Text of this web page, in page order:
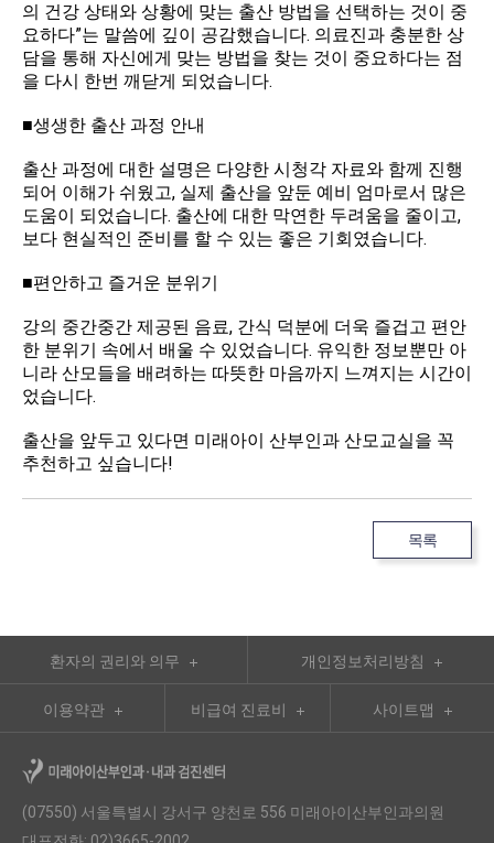
의 건강 상태와 상황에 맞는 출산 방법을 선택하는 것이 중
요하다”는 말씀에 깊이 공감했습니다. 의료진과 충분한 상
담을 통해 자신에게 맞는 방법을 찾는 것이 중요하다는 점
을 다시 한번 깨닫게 되었습니다.
■생생한 출산 과정 안내
출산 과정에 대한 설명은 다양한 시청각 자료와 함께 진행
되어 이해가 쉬웠고, 실제 출산을 앞둔 예비 엄마로서 많은
도움이 되었습니다. 출산에 대한 막연한 두려움을 줄이고,
보다 현실적인 준비를 할 수 있는 좋은 기회였습니다.
■편안하고 즐거운 분위기
강의 중간중간 제공된 음료, 간식 덕분에 더욱 즐겁고 편안
한 분위기 속에서 배울 수 있었습니다. 유익한 정보뿐만 아
니라 산모들을 배려하는 따뜻한 마음까지 느껴지는 시간이
었습니다.
출산을 앞두고 있다면 미래아이 산부인과 산모교실을 꼭
추천하고 싶습니다!
목록
환자의 권리와 의무 개인정보처리방침
이용약관 비급여 진료비 사이트맵
(07550) 서울특별시 강서구 양천로 556 미래아이산부인과의원